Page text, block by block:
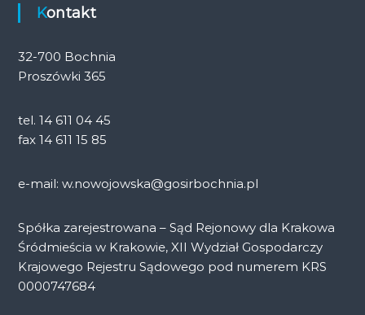
Kontakt
32-700 Bochnia
Proszówki 365
tel. 14 611 04 45
fax 14 611 15 85
e-mail: w.nowojowska@gosirbochnia.pl
Spółka zarejestrowana – Sąd Rejonowy dla Krakowa
Śródmieścia w Krakowie, XII Wydział Gospodarczy
Krajowego Rejestru Sądowego pod numerem KRS
0000747684